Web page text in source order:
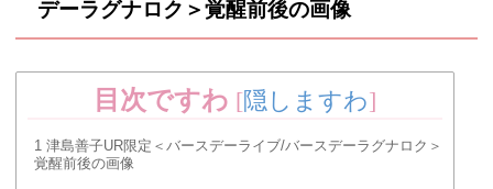
デーラグナロク＞覚醒前後の画像
目次ですわ [隠しますわ]
1 津島善子UR限定＜バースデーライブ/バースデーラグナロク＞
覚醒前後の画像